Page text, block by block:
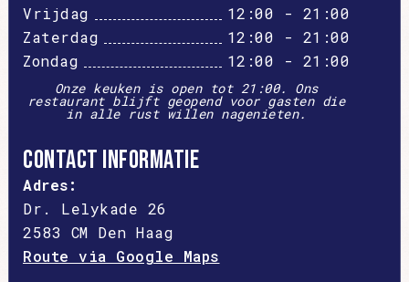
Vrijdag
12:00 - 21:00
Zaterdag
12:00 - 21:00
Zondag
12:00 - 21:00
Onze keuken is open tot 21:00. Ons
restaurant blijft geopend voor gasten die
in alle rust willen nagenieten.
Contact informatie
Adres:
Dr. Lelykade 26
2583 CM Den Haag
Route via Google Maps